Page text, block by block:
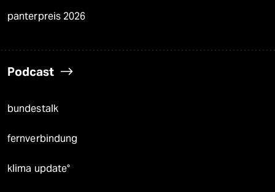
panterpreis 2026
Podcast
bundestalk
fernverbindung
klima update°